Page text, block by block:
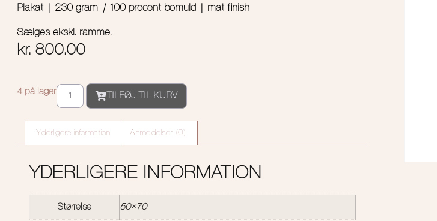
Plakat | 230 gram | 100 procent bomuld | mat finish
Sælges ekskl. ramme.
kr. 800.00
4 på lager
TILFØJ TIL KURV
Yderligere information Anmeldelser (0)
YDERLIGERE INFORMATION
Størrelse 50×70